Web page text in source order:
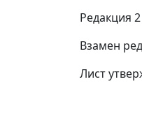
Редакция 2
Взамен
Лист